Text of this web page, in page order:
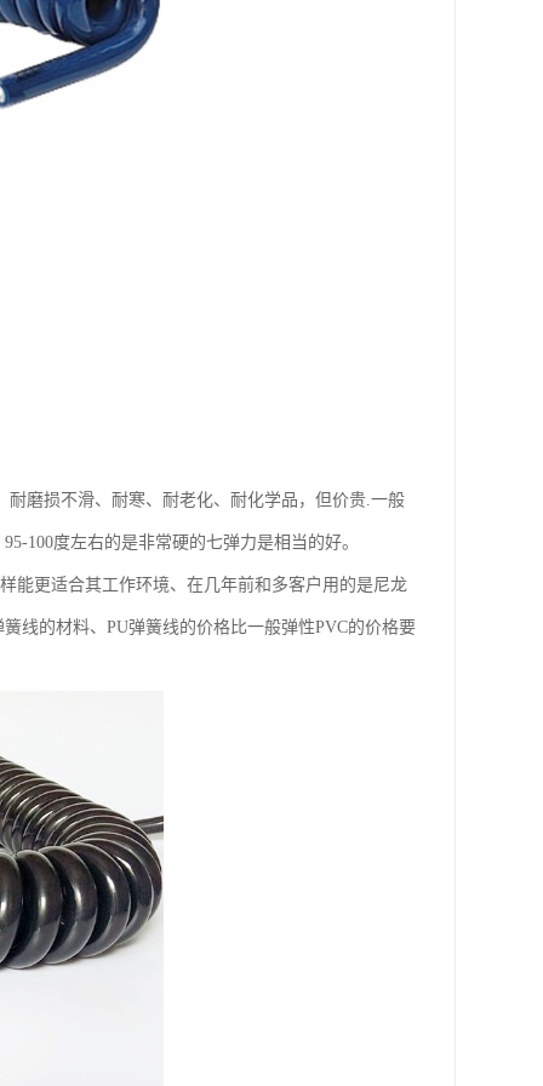
磨损不滑、耐寒、耐老化、耐化学品，但价贵.一般
100度左右的是非常硬的七弹力是相当的好。
能更适合其工作环境、在几年前和多客户用的是尼龙
线的材料、PU弹簧线的价格比一般弹性PVC的价格要